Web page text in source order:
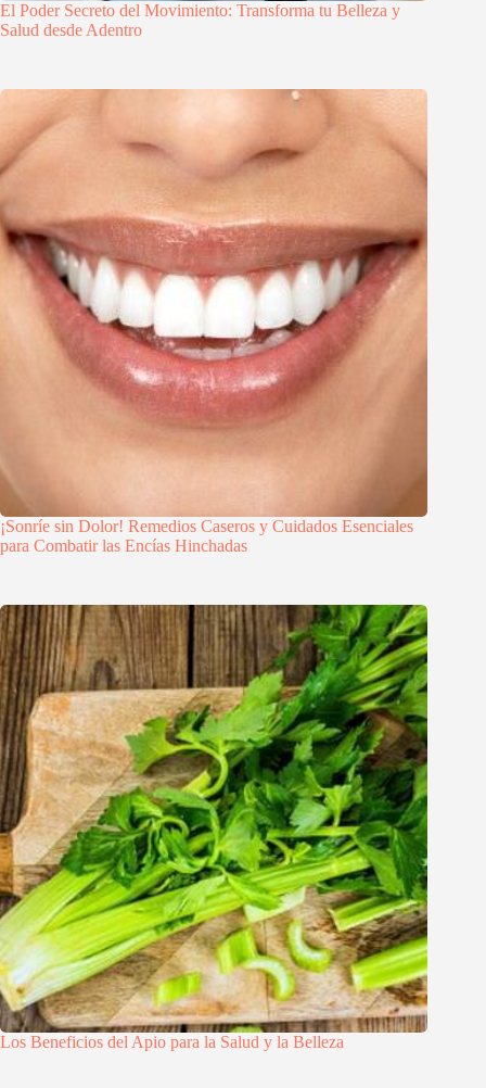
El Poder Secreto del Movimiento: Transforma tu Belleza y
Salud desde Adentro
¡Sonríe sin Dolor! Remedios Caseros y Cuidados Esenciales
para Combatir las Encías Hinchadas
Los Beneficios del Apio para la Salud y la Belleza